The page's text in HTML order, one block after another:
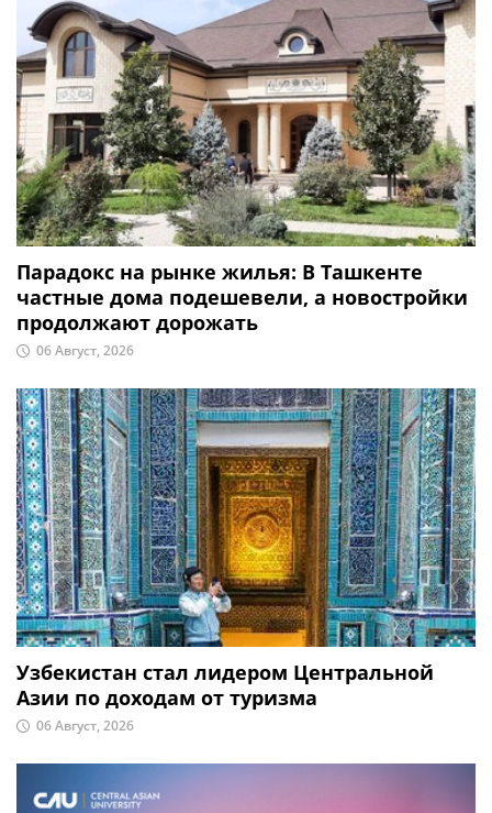
Парадокс на рынке жилья: В Ташкенте
частные дома подешевели, а новостройки
продолжают дорожать
06 Август, 2026
Узбекистан стал лидером Центральной
Азии по доходам от туризма
06 Август, 2026